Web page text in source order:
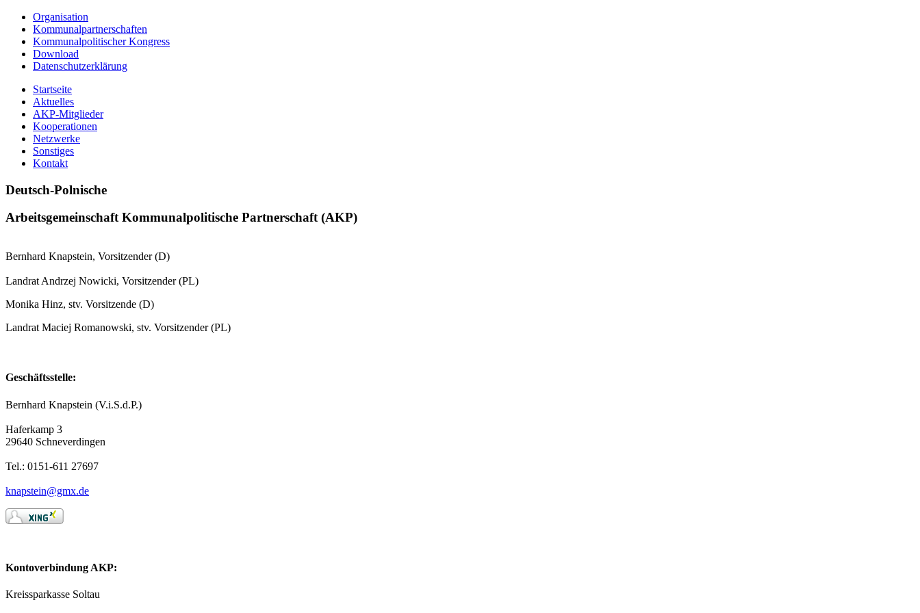
Organisation
Kommunalpartnerschaften
Kommunalpolitischer Kongress
Download
Datenschutzerklärung
Startseite
Aktuelles
AKP-Mitglieder
Kooperationen
Netzwerke
Sonstiges
Kontakt
Deutsch-Polnische
Arbeitsgemeinschaft Kommunalpolitische Partnerschaft (AKP)
Bernhard Knapstein, Vorsitzender (D)
Landrat Andrzej Nowicki, Vorsitzender (PL)
Monika Hinz, stv. Vorsitzende (D)
Landrat Maciej Romanowski, stv. Vorsitzender (PL)
Geschäftsstelle:
Bernhard Knapstein (V.i.S.d.P.)
Haferkamp 3
29640 Schneverdingen
Tel.: 0151-611 27697
knapstein@gmx.de
Kontoverbindung AKP:
Kreissparkasse Soltau